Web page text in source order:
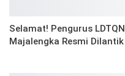
Selamat! Pengurus LDTQN
Majalengka Resmi Dilantik